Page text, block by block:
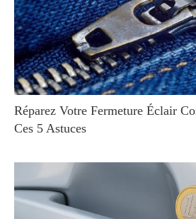
Réparez Votre Fermeture Éclair
Ces 5 Astuces